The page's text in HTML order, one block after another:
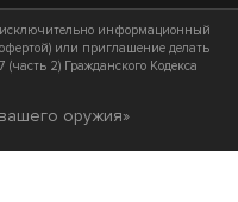
информационный
или приглашение делать
2) Гражданского Кодекса
оружия»